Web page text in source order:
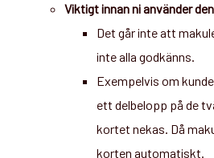
Viktigt innan ni använder
Det går inte att
inte alla godkänns.
Exempelvis om
ett delbelopp på de
kortet nekas. Då
korten automatiskt.